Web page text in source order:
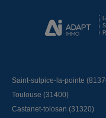
Saint-sulpice-la-pointe
Toulouse (31400)
Castanet-tolosan (31320)